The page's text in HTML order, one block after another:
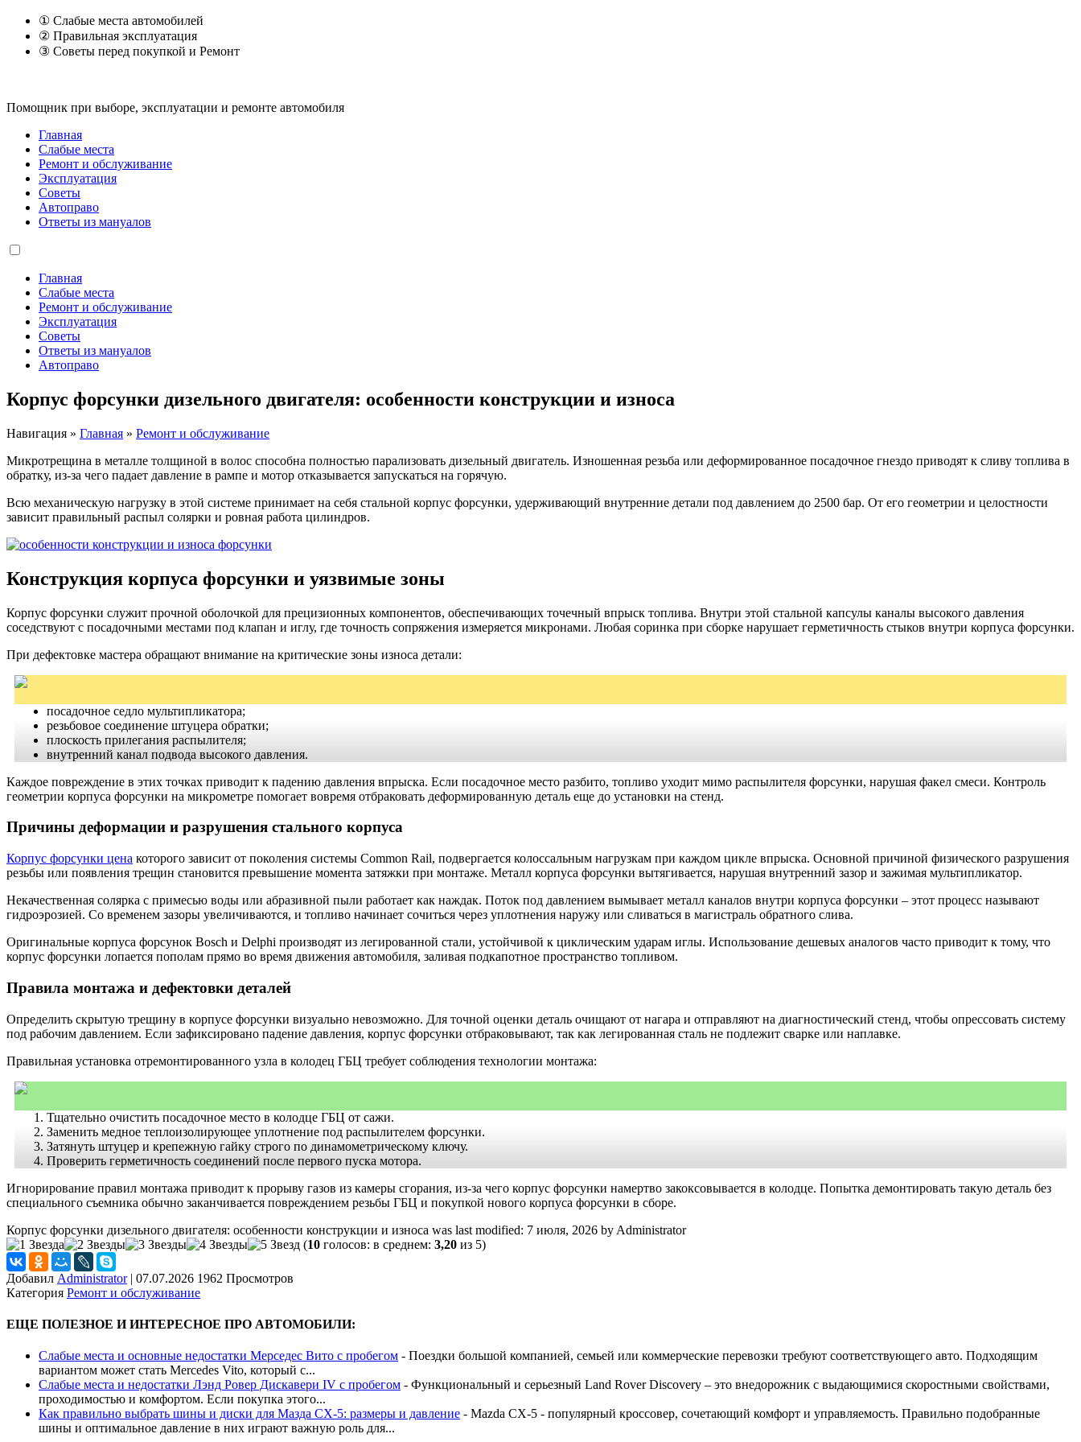
① Слабые места автомобилей
② Правильная эксплуатация
③ Советы перед покупкой и Ремонт
Помощник при выборе, эксплуатации и ремонте автомобиля
Главная
Слабые места
Ремонт и обслуживание
Эксплуатация
Советы
Автоправо
Ответы из мануалов
Главная
Слабые места
Ремонт и обслуживание
Эксплуатация
Советы
Ответы из мануалов
Автоправо
Корпус форсунки дизельного двигателя: особенности конструкции и износа
Навигация » Главная » Ремонт и обслуживание
Микротрещина в металле толщиной в волос способна полностью парализовать дизельный двигатель. Изношенная резьба или деформированное посадочное гнездо приводят к сливу топлива в
обратку, из-за чего падает давление в рампе и мотор отказывается запускаться на горячую.
Всю механическую нагрузку в этой системе принимает на себя стальной корпус форсунки, удерживающий внутренние детали под давлением до 2500 бар. От его геометрии и целостности
зависит правильный распыл солярки и ровная работа цилиндров.
Конструкция корпуса форсунки и уязвимые зоны
Корпус форсунки служит прочной оболочкой для прецизионных компонентов, обеспечивающих точечный впрыск топлива. Внутри этой стальной капсулы каналы высокого давления
соседствуют с посадочными местами под клапан и иглу, где точность сопряжения измеряется микронами. Любая соринка при сборке нарушает герметичность стыков внутри корпуса форсунки.
При дефектовке мастера обращают внимание на критические зоны износа детали:
посадочное седло мультипликатора;
резьбовое соединение штуцера обратки;
плоскость прилегания распылителя;
внутренний канал подвода высокого давления.
Каждое повреждение в этих точках приводит к падению давления впрыска. Если посадочное место разбито, топливо уходит мимо распылителя форсунки, нарушая факел смеси. Контроль
геометрии корпуса форсунки на микрометре помогает вовремя отбраковать деформированную деталь еще до установки на стенд.
Причины деформации и разрушения стального корпуса
Корпус форсунки цена которого зависит от поколения системы Common Rail, подвергается колоссальным нагрузкам при каждом цикле впрыска. Основной причиной физического разрушения
резьбы или появления трещин становится превышение момента затяжки при монтаже. Металл корпуса форсунки вытягивается, нарушая внутренний зазор и зажимая мультипликатор.
Некачественная солярка с примесью воды или абразивной пыли работает как наждак. Поток под давлением вымывает металл каналов внутри корпуса форсунки – этот процесс называют
гидроэрозией. Со временем зазоры увеличиваются, и топливо начинает сочиться через уплотнения наружу или сливаться в магистраль обратного слива.
Оригинальные корпуса форсунок Bosch и Delphi производят из легированной стали, устойчивой к циклическим ударам иглы. Использование дешевых аналогов часто приводит к тому, что
корпус форсунки лопается пополам прямо во время движения автомобиля, заливая подкапотное пространство топливом.
Правила монтажа и дефектовки деталей
Определить скрытую трещину в корпусе форсунки визуально невозможно. Для точной оценки деталь очищают от нагара и отправляют на диагностический стенд, чтобы опрессовать систему
под рабочим давлением. Если зафиксировано падение давления, корпус форсунки отбраковывают, так как легированная сталь не подлежит сварке или наплавке.
Правильная установка отремонтированного узла в колодец ГБЦ требует соблюдения технологии монтажа:
Тщательно очистить посадочное место в колодце ГБЦ от сажи.
Заменить медное теплоизолирующее уплотнение под распылителем форсунки.
Затянуть штуцер и крепежную гайку строго по динамометрическому ключу.
Проверить герметичность соединений после первого пуска мотора.
Игнорирование правил монтажа приводит к прорыву газов из камеры сгорания, из-за чего корпус форсунки намертво закоксовывается в колодце. Попытка демонтировать такую деталь без
специального съемника обычно заканчивается повреждением резьбы ГБЦ и покупкой нового корпуса форсунки в сборе.
Корпус форсунки дизельного двигателя: особенности конструкции и износа was last modified: 7 июля, 2026 by Administrator
(10 голосов: в среднем: 3,20 из 5)
Добавил Administrator | 07.07.2026 1962 Просмотров
Категория Ремонт и обслуживание
ЕЩЕ ПОЛЕЗНОЕ И ИНТЕРЕСНОЕ ПРО АВТОМОБИЛИ:
Слабые места и основные недостатки Мерседес Вито с пробегом - Поездки большой компанией, семьей или коммерческие перевозки требуют соответствующего авто. Подходящим
вариантом может стать Mercedes Vito, который с...
Слабые места и недостатки Лэнд Ровер Дискавери IV с пробегом - Функциональный и серьезный Land Rover Discovery – это внедорожник с выдающимися скоростными свойствами,
проходимостью и комфортом. Если покупка этого...
Как правильно выбрать шины и диски для Мазда CX-5: размеры и давление - Mazda CX-5 - популярный кроссовер, сочетающий комфорт и управляемость. Правильно подобранные
шины и оптимальное давление в них играют важную роль для...